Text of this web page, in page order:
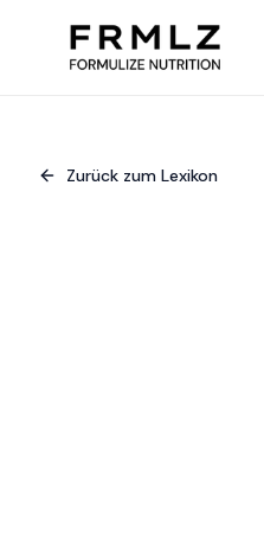
Zurück zum Lexikon